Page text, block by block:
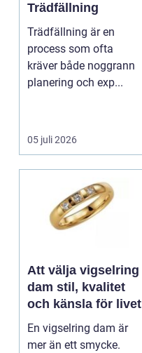
Trädfällning
Trädfällning är en
process som ofta
kräver både noggrann
planering och exp...
05 juli 2026
Att välja vigselring
dam stil, kvalitet
och känsla för livet
En vigselring dam är
mer än ett smycke.